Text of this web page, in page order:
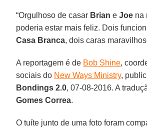
“Orgulhoso de casar Brian eJoe na
poderia estar mais feliz. Dois
Casa Branca, dois caras
A reportagem é de Bob Shine,
sociais do New Ways Ministry,
Bondings 2.0, 07-08-2016. A
Gomes Correa.
O tuíte junto de uma foto foram